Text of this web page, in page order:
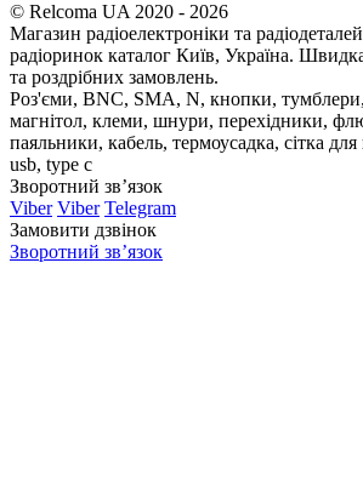
© Relcoma UA 2020 - 2026
Магазин радіоелектроніки та
радіоринок каталог Київ, Україна.
та роздрібних замовлень.
Роз'єми, BNC, SMA, N, кнопки,
магнітол, клеми, шнури, перехідники,
паяльники, кабель, термоусадка, сітка
usb, type c
Зворотний зв’язок
Viber Viber Telegram
Замовити дзвінок
Зворотний зв’язок